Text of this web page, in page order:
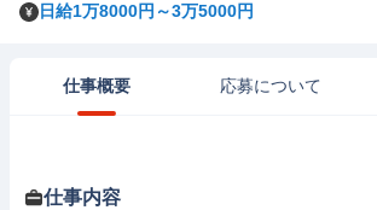
日給1万8000円～3万5000円
仕事概要 応募について
仕事内容